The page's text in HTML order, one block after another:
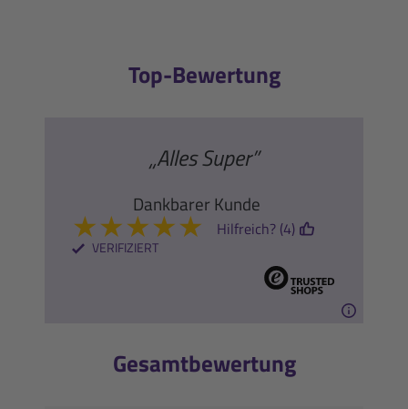
Top-Bewertung
„Alles Super”
Dankbarer Kunde
★★★★★
VERIFIZIERT
Hilfreich? (4)
Gesamtbewertung